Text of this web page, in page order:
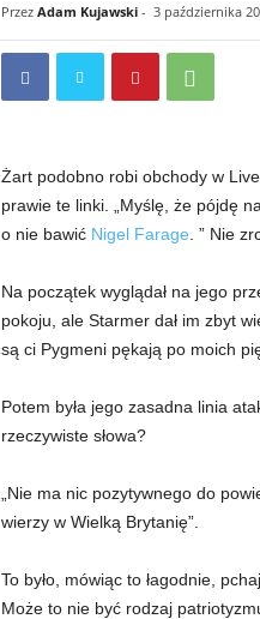
Przez Adam Kujawski- 3 października
Żart podobno robi obchody w
prawie te linki. „Myślę, że pójdę
o nie bawić Nigel Farage . ” Nie
Na początek wyglądał na jego
pokoju, ale Starmer dał im zbyt
są ci Pygmeni pękają po moich
Potem była jego zasadna linia
rzeczywiste słowa?
„Nie ma nic pozytywnego do
wierzy w Wielką Brytanię”.
To było, mówiąc to łagodnie,
Może to nie być rodzaj